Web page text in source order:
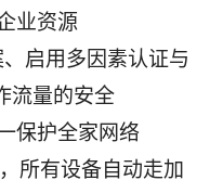
业资源
启用多因素认证与
流量的安全
保护全家网络
所有设备自动走加